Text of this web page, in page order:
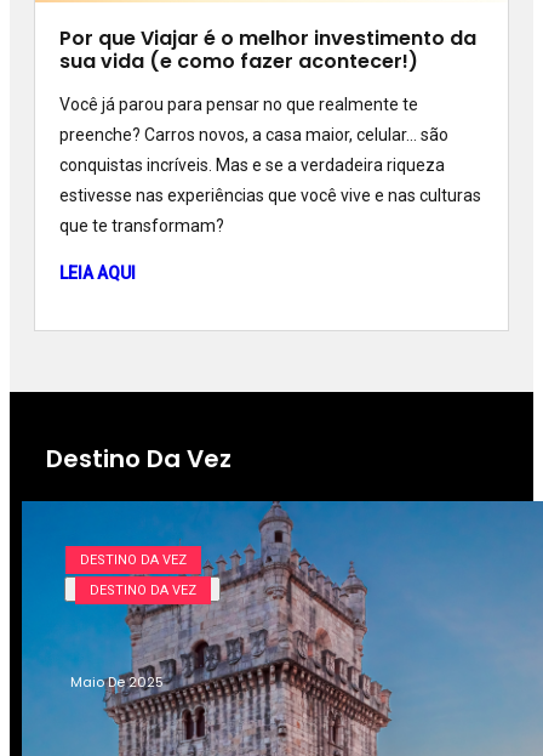
Por que Viajar é o melhor investimento da
sua vida (e como fazer acontecer!)
Você já parou para pensar no que realmente te
preenche? Carros novos, a casa maior, celular... são
conquistas incríveis. Mas e se a verdadeira riqueza
estivesse nas experiências que você vive e nas culturas
que te transformam?
LEIA AQUI
Destino Da Vez
DESTINO DA VEZ
DESTINO DA VEZ
Maio De 2025